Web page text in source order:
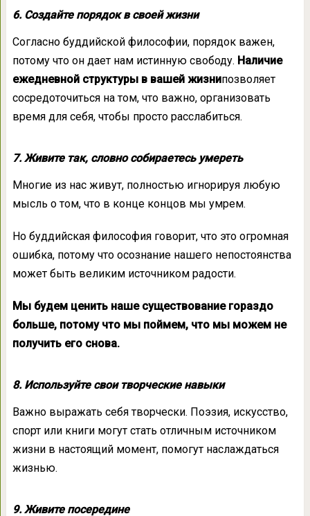
6. Создайте порядок в своей жизни
Согласно буддийской философии, порядок важен,
потому что он дает нам истинную свободу. Наличие
ежедневной структуры в вашей жизнипозволяет
сосредоточиться на том, что важно, организовать
время для себя, чтобы просто расслабиться.
7. Живите так, словно собираетесь умереть
Многие из нас живут, полностью игнорируя любую
мысль о том, что в конце концов мы умрем.
Но буддийская философия говорит, что это огромная
ошибка, потому что осознание нашего непостоянства
может быть великим источником радости.
Мы будем ценить наше существование гораздо
больше, потому что мы поймем, что мы можем не
получить его снова.
8. Используйте свои творческие навыки
Важно выражать себя творчески. Поэзия, искусство,
спорт или книги могут стать отличным источником
жизни в настоящий момент, помогут наслаждаться
жизнью.
9. Живите посередине